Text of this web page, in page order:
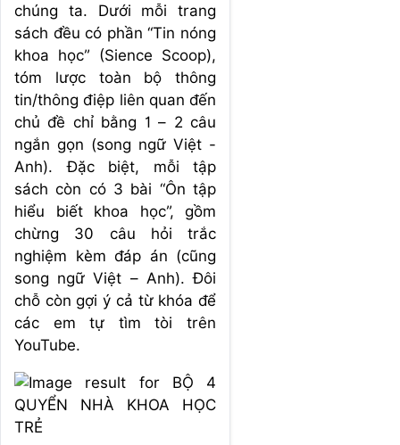
chúng ta. Dưới mỗi trang
sách đều có phần “Tin nóng
khoa học” (Sience Scoop),
tóm lược toàn bộ thông
tin/thông điệp liên quan đến
chủ đề chỉ bằng 1 – 2 câu
ngắn gọn (song ngữ Việt -
Anh). Đặc biệt, mỗi tập
sách còn có 3 bài “Ôn tập
hiểu biết khoa học”, gồm
chừng 30 câu hỏi trắc
nghiệm kèm đáp án (cũng
song ngữ Việt – Anh). Đôi
chỗ còn gợi ý cả từ khóa để
các em tự tìm tòi trên
YouTube.